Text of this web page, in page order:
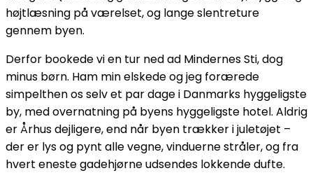
højtlæsning på værelset, og lange slentreture
gennem byen.
Derfor bookede vi en tur ned ad Mindernes Sti, dog
minus børn. Ham min elskede og jeg forærede
simpelthen os selv et par dage i Danmarks hyggeligste
by, med overnatning på byens hyggeligste hotel. Aldrig
er Århus dejligere, end når byen trækker i juletøjet –
der er lys og pynt alle vegne, vinduerne stråler, og fra
hvert eneste gadehjørne udsendes lokkende dufte.